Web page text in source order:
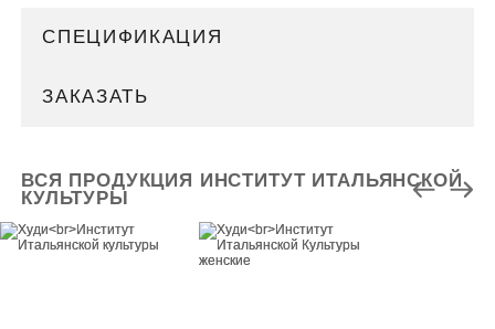
СПЕЦИФИКАЦИЯ
ЗАКАЗАТЬ
ВСЯ ПРОДУКЦИЯ ИНСТИТУТ ИТАЛЬЯНСКОЙ
КУЛЬТУРЫ